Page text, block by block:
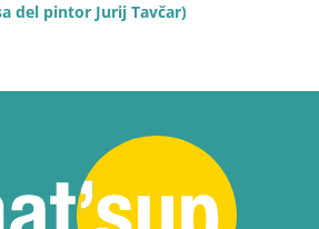
del pintor Jurij Tavčar)